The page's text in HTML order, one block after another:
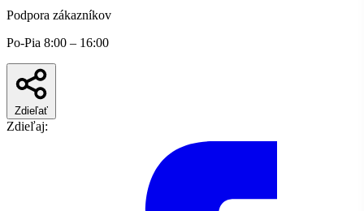
Podpora zákazníkov
Po-Pia 8:00 – 16:00
Zdieľať
Zdieľaj: